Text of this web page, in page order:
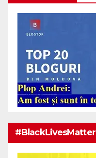
#BlackLivesMatter